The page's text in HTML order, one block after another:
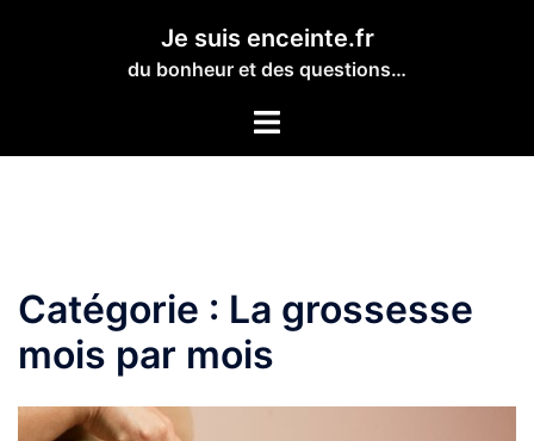
Je suis enceinte.fr
du bonheur et des questions…
Toggle
Catégorie : La grossesse
mois par mois